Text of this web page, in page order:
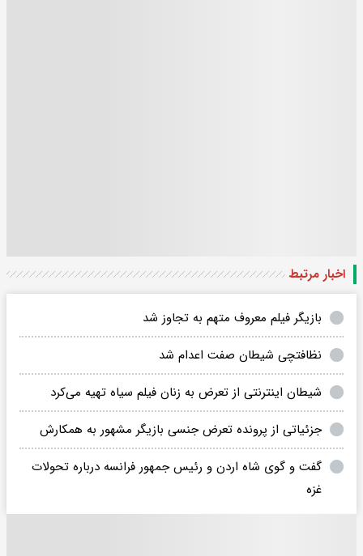
اخبار مرتبط
بازیگر فیلم معروف متهم به تجاوز شد
نظافتچی شیطان صفت اعدام شد
شیطان اینترنتی از تعرض به زنان فیلم سیاه تهیه می‌کرد
جزئیاتی از پرونده تعرض جنسی بازیگر مشهور به همکارش
گفت و گوی شاه اردن و رئیس جمهور فرانسه درباره تحولات
غزه